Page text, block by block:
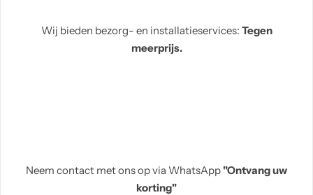
Wij bieden bezorg- en installatieservices: Tegen
meerprijs.
Neem contact met ons op via WhatsApp"Ontvang uw
korting"